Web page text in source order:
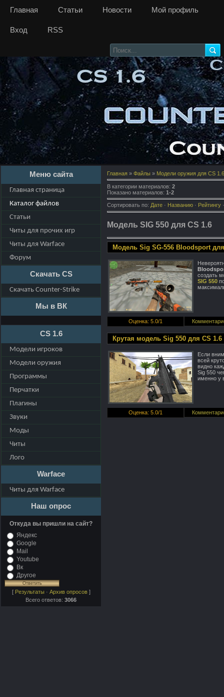
Главная Статьи Новости Мой профиль
Вход RSS
Меню сайта
Главная страница
Каталог файлов
Статьи
Читы для прочих игр
Читы для Warface
Форум
Скачать CS
Скачать Counter-Strike
Мы в ВК
CS 1.6
Модели игроков
Модели оружия
Программы
Перчатки
Плагины
Звуки
Моды
Читы
Лого
Warface
Читы для Warface
Наш опрос
Откуда вы пришли на сайт?
Яндекс
Google
Mail
Youtube
Вк
Другое
[ Результаты · Архив опросов]
Всего ответов: 3066
Главная » Файлы » Модели оружия для CS 1.6
В категории материалов: 2
Показано материалов: 1-2
Сортировать по: Дате · Названию · Рейтингу
Модель SIG 550 для CS 1.6
Модель Sig SG-556 Bloodsport
создать
SIG 550
Оценка: 5.0/1
Крутая модель Sig 550 для CS 1.6
Если
всей
видно
Sig 550
именно у
Оценка: 5.0/1